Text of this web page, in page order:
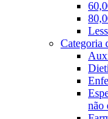
Categoria
não